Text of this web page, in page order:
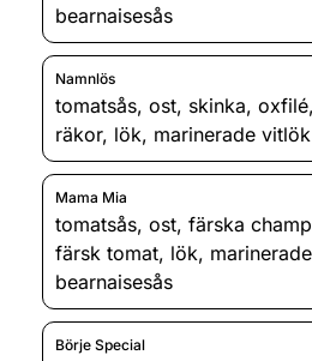
bearnaisesås
Namnlös
tomatsås, ost, skinka, oxfilé,
räkor, lök, marinerade vitlök
Mama Mia
tomatsås, ost, färska
färsk tomat, lök,
bearnaisesås
Börje Special